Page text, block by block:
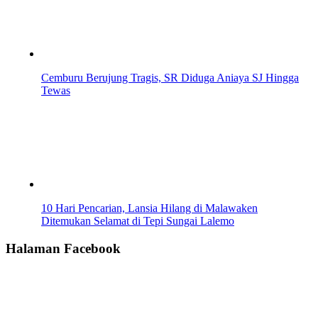
Cemburu Berujung Tragis, SR Diduga Aniaya SJ Hingga
Tewas
10 Hari Pencarian, Lansia Hilang di Malawaken
Ditemukan Selamat di Tepi Sungai Lalemo
Halaman Facebook